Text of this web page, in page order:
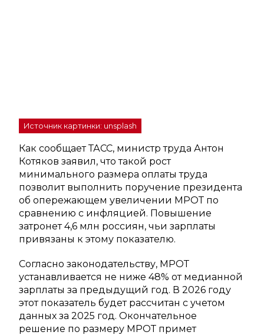
Источник картинки: unsplash
Как сообщает ТАСС, министр труда Антон
Котяков заявил, что такой рост
минимального размера оплаты труда
позволит выполнить поручение президента
об опережающем увеличении МРОТ по
сравнению с инфляцией. Повышение
затронет 4,6 млн россиян, чьи зарплаты
привязаны к этому показателю.
Согласно законодательству, МРОТ
устанавливается не ниже 48% от медианной
зарплаты за предыдущий год. В 2026 году
этот показатель будет рассчитан с учетом
данных за 2025 год. Окончательное
решение по размеру МРОТ примет